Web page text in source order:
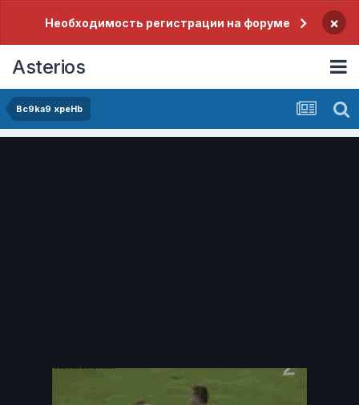
Необходимость регистрации на форуме ×
Asterios
Bc9ka9 xpeHb